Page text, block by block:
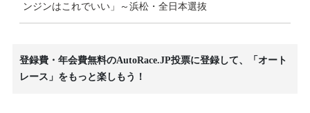
ンジンはこれでいい」～浜松・全日本選抜
登録費・年会費無料のAutoRace.JP投票に登録して、「オート
レース」をもっと楽しもう！